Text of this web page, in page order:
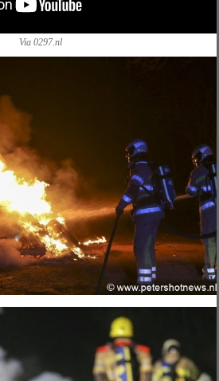
Via 0297.nl